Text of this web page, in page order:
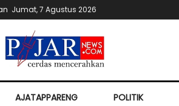
Jumat, 7 Agustus 2026
AJATAPPARENG POLITIK